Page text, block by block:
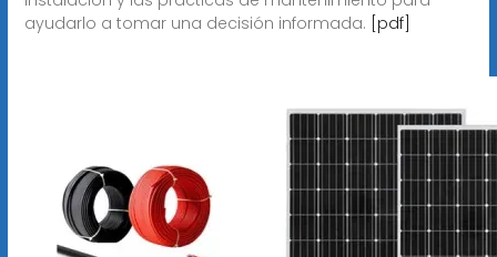
ayudarlo a tomar una decisión informada. [pdf]